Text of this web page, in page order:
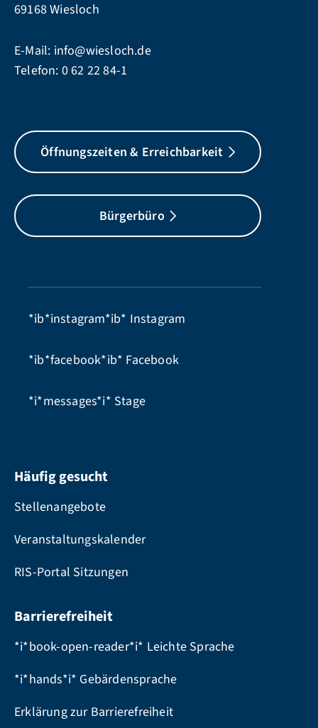
69168 Wiesloch
E-Mail: info@wiesloch.de
Telefon: 0 62 22 84-1
Öffnungszeiten & Erreichbarkeit
Bürgerbüro
*ib*instagram*ib* Instagram
*ib*facebook*ib* Facebook
*i*messages*i* Stage
Häufig gesucht
Stellenangebote
Veranstaltungskalender
RIS-Portal Sitzungen
Barrierefreiheit
*i*book-open-reader*i* Leichte Sprache
*i*hands*i* Gebärdensprache
Erklärung zur Barrierefreiheit